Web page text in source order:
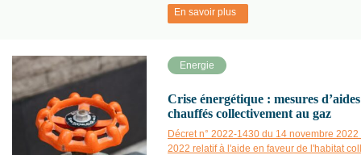
En savoir plus
Energie
Crise énergétique : mesures
chauffés collectivement au gaz
Décret n° 2022-1430 du 14 novembre
2022 relatif à l'aide en faveur de l'habitat